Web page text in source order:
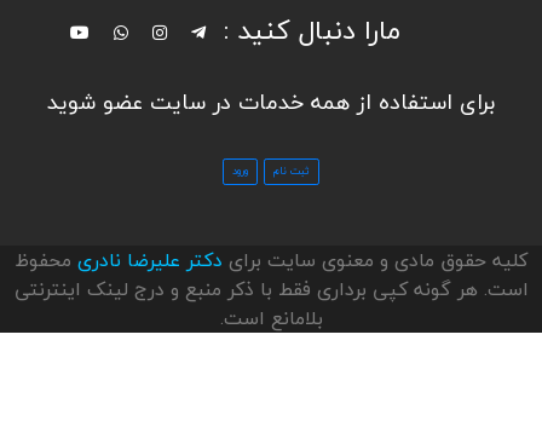
مارا دنبال کنید :
برای استفاده از همه خدمات در سایت عضو شوید
کلیه حقوق مادی و معنوی سایت برای دکتر علیرضا نادری محفوظ
است. هر گونه کپی برداری فقط با ذکر منبع و درج لینک اینترنتی
بلامانع است.